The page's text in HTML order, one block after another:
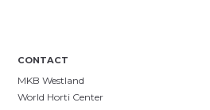
CONTACT
MKB Westland
World Horti Center